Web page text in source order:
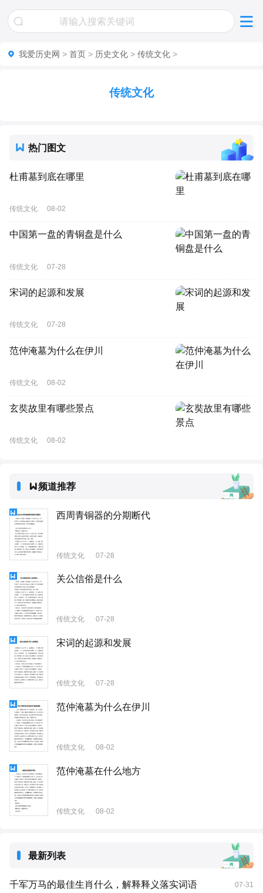
我爱历史网 > 首页 > 历史文化 > 传统文化 >
传统文化
热门图文
杜甫墓到底在哪里
传统文化 08-02
中国第一盘的青铜盘是什么
传统文化 07-28
宋词的起源和发展
传统文化 07-28
范仲淹墓为什么在伊川
传统文化 08-02
玄奘故里有哪些景点
传统文化 08-02
频道推荐
西周青铜器的分期断代
传统文化 07-28
关公信俗是什么
传统文化 07-28
宋词的起源和发展
传统文化 07-28
范仲淹墓为什么在伊川
传统文化 08-02
范仲淹墓在什么地方
传统文化 08-02
最新列表
千军万马的最佳生肖什么，解释释义落实词语 07-31